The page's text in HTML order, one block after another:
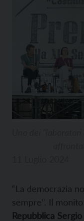
“La democrazia
sempre”. Il
Repubblica